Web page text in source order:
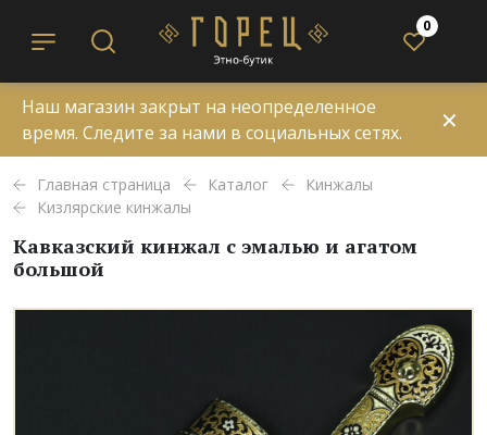
0
Наш магазин закрыт на неопределенное
время. Следите за нами в социальных сетях.
✕
Главная страница Каталог
Кинжалы
Кизлярские кинжалы
Кавказский кинжал с эмалью и агатом
большой